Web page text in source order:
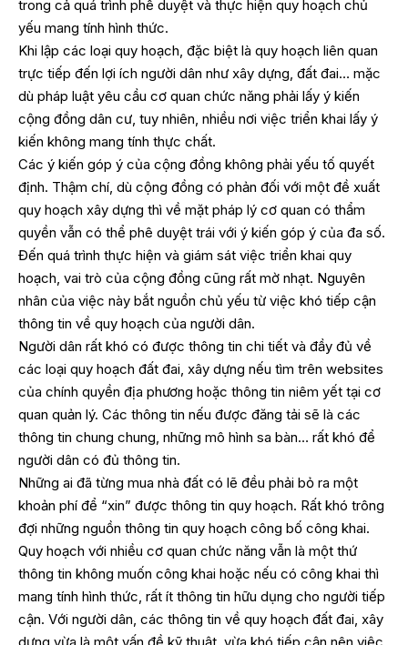
trong cả quá trình phê duyệt và thực hiện quy hoạch chủ
yếu mang tính hình thức.
Khi lập các loại quy hoạch, đặc biệt là quy hoạch liên quan
trực tiếp đến lợi ích người dân như xây dựng, đất đai… mặc
dù pháp luật yêu cầu cơ quan chức năng phải lấy ý kiến
cộng đồng dân cư, tuy nhiên, nhiều nơi việc triển khai lấy ý
kiến không mang tính thực chất.
Các ý kiến góp ý của cộng đồng không phải yếu tố quyết
định. Thậm chí, dù cộng đồng có phản đối với một đề xuất
quy hoạch xây dựng thì về mặt pháp lý cơ quan có thẩm
quyền vẫn có thể phê duyệt trái với ý kiến góp ý của đa số.
Đến quá trình thực hiện và giám sát việc triển khai quy
hoạch, vai trò của cộng đồng cũng rất mờ nhạt. Nguyên
nhân của việc này bắt nguồn chủ yếu từ việc khó tiếp cận
thông tin về quy hoạch của người dân.
Người dân rất khó có được thông tin chi tiết và đầy đủ về
các loại quy hoạch đất đai, xây dựng nếu tìm trên websites
của chính quyền địa phương hoặc thông tin niêm yết tại cơ
quan quản lý. Các thông tin nếu được đăng tải sẽ là các
thông tin chung chung, những mô hình sa bàn… rất khó để
người dân có đủ thông tin.
Những ai đã từng mua nhà đất có lẽ đều phải bỏ ra một
khoản phí để “xin” được thông tin quy hoạch. Rất khó trông
đợi những nguồn thông tin quy hoạch công bố công khai.
Quy hoạch với nhiều cơ quan chức năng vẫn là một thứ
thông tin không muốn công khai hoặc nếu có công khai thì
mang tính hình thức, rất ít thông tin hữu dụng cho người tiếp
cận. Với người dân, các thông tin về quy hoạch đất đai, xây